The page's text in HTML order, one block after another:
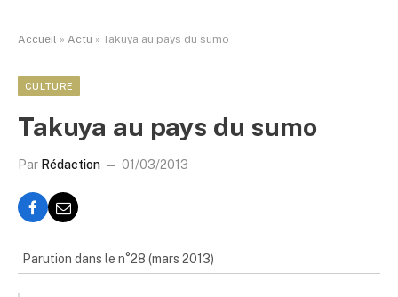
Accueil » Actu » Takuya au pays du sumo
CULTURE
Takuya au pays du sumo
Par Rédaction 01/03/2013
Parution dans le n°28 (mars 2013)